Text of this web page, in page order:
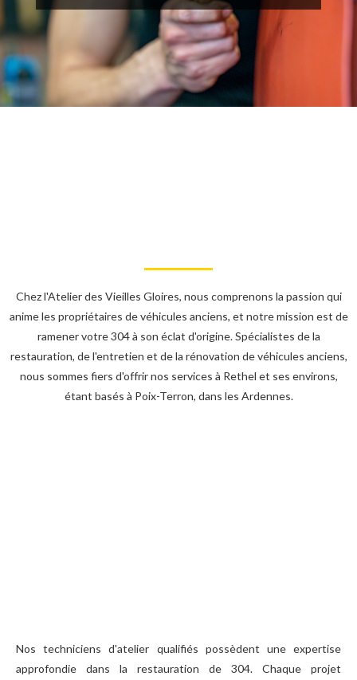
Chez l'Atelier des Vieilles Gloires, nous comprenons la passion qui
anime les propriétaires de véhicules anciens, et notre mission est de
ramener votre 304 à son éclat d'origine. Spécialistes de la
restauration, de l'entretien et de la rénovation de véhicules anciens,
nous sommes fiers d'offrir nos services à Rethel et ses environs,
étant basés à Poix-Terron, dans les Ardennes.
Nos techniciens d'atelier qualifiés possèdent une expertise
approfondie dans la restauration de 304. Chaque projet